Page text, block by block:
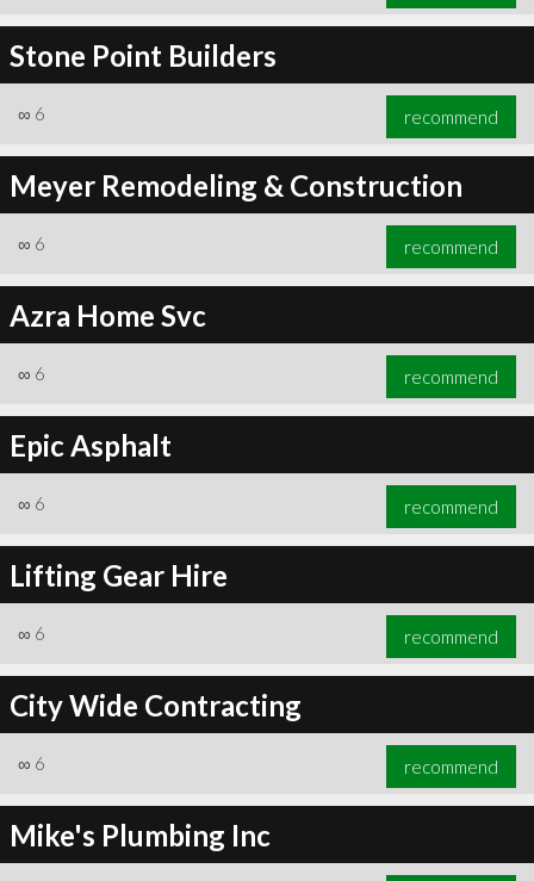
Stone Point Builders
∞ 6 recommend
Meyer Remodeling & Construction
∞ 6 recommend
Azra Home Svc
∞ 6 recommend
Epic Asphalt
∞ 6 recommend
Lifting Gear Hire
∞ 6 recommend
City Wide Contracting
∞ 6 recommend
Mike's Plumbing Inc